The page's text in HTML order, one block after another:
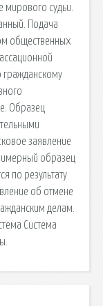
мирового судьи.
Подача
общественных
Образец
заявление
образец
по результату
об отмене
делам.
Система